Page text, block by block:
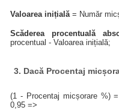
Valoarea inițială = Număr
Scăderea procentuală
procentual - Valoarea inițială;
3. Dacă Procentaj
(1 - Procentaj micșorare %)
0,95 =>